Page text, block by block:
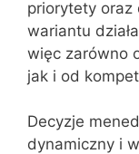
priorytety oraz
wariantu
więc zarówno
jak i od
Decyzje
dynamiczny i